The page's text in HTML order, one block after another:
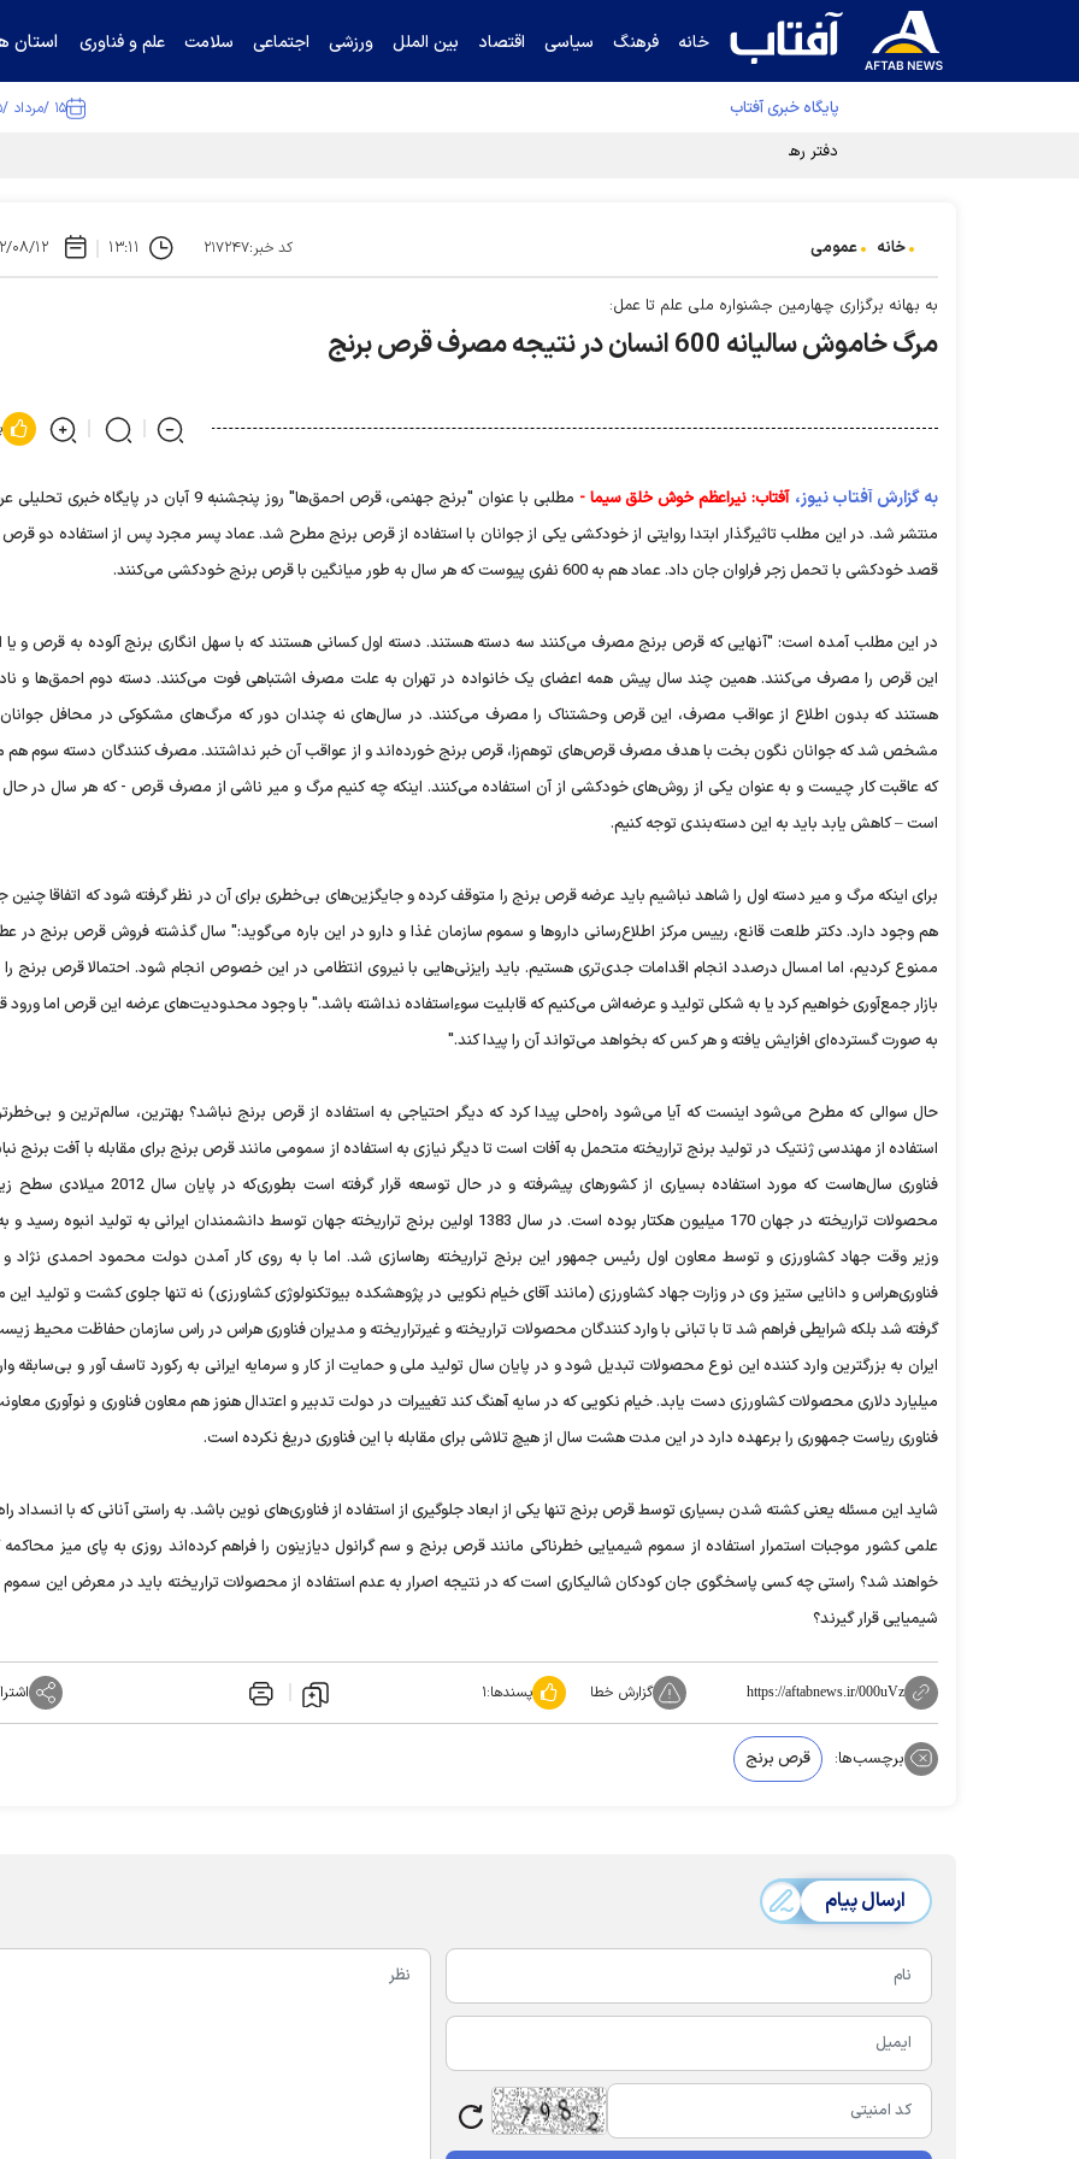
خانه فرهنگ سیاسی اقتصاد بین الملل ورزشی اجتماعی سلامت علم و فناوری استان
پایگاه خبری آفتاب ۱۵ /مرداد /۱۴۰۵
دفتر رهبر انقلاب ادعای خرازی درباره پزشکیان را تکذیب کرد
خانه عمومی کد خبر:۲۱۷۲۴۷ ۱۳:۱۱ ۱۳۹۲/
به بهانه برگزاری چهارمین جشنواره ملی علم تا عمل:
مرگ خاموش ساليانه 600 انسان در نتيجه مصرف قرص برنج
به گزارش آفتاب نیوز، آفتاب: نيراعظم خوش خلق سيما -
مطلبی با عنوان "برنج جهنمی، قرص احمق‌ها" روز پنجشنبه 9 آبان در پایگاه
منتشر شد. در این مطلب تاثیرگذار ابتدا روایتی از خودکشی یکی از جوانان با استفاده از قرص برنج مطرح شد. عماد پسر مجرد پس از استفاده دو قرص
قصد خودکشی با تحمل زجر فراوان جان داد. عماد هم به 600 نفری پیوست که هر سال به طور میانگین با قرص برنج خودکشی می‌کنند.
در این مطلب آمده است: "آنهایی که قرص برنج مصرف می‌کنند سه دسته هستند. دسته اول کسانی هستند که با سهل انگاری برنج آلوده به قرص و یا
این قرص را مصرف می‌کنند. همین چند سال پیش همه اعضای یک خانواده در تهران به علت مصرف اشتباهی فوت می‌کنند. دسته دوم احمق‌ها و
هستند که بدون اطلاع از عواقب مصرف، این قرص وحشتناک را مصرف می‌کنند. در سال‌های نه چندان دور که مرگ‌های مشکوکی در محافل
مشخص شد که جوانان نگون بخت با هدف مصرف قرص‌های توهم‌زا، قرص برنج خورده‌اند و از عواقب آن خبر نداشتند. مصرف کنندگان دسته سوم هم
که عاقبت کار چیست و به عنوان یکی از روش‌های خودکشی از آن استفاده می‌کنند. اینکه چه کنیم مرگ و میر ناشی از مصرف قرص - که هر سال در
است – کاهش یابد باید به این دسته‌بندی توجه کنیم.
برای اینکه مرگ و میر دسته اول را شاهد نباشیم باید عرضه قرص برنج را متوقف کرده و جایگزین‌های بی‌خطری برای آن در نظر گرفته شود که اتفاقا چنین
هم وجود دارد. دکتر طلعت قانع، رییس مرکز اطلاع‌رسانی داروها و سموم سازمان غذا و دارو در این باره می‌گوید:‌" سال گذشته فروش قرص برنج در
ممنوع کردیم، اما امسال درصدد انجام اقدامات جدی‌تری هستیم. باید رایزنی‌هایی با نیروی انتظامی در این خصوص انجام شود. احتمالا قرص‌ برنج
بازار جمع‌آوری خواهیم کرد یا به شکلی تولید و عرضه‌اش می‌کنیم که قابلیت سوءاستفاده نداشته باشد." با وجود محدودیت‌های عرضه این قرص اما ورود
به صورت گسترده‌ای افزایش یافته و هر کس که بخواهد می‌تواند آن را پیدا کند."
حال سوالی که مطرح می‌شود اینست که آیا می‌شود راه‌حلی پیدا کرد که دیگر احتیاجی به استفاده از قرص برنج نباشد؟ بهترین، سالم‌ترین و
استفاده از مهندسی ژنتیک در تولید برنج تراریخته متحمل به آفات است تا دیگر نیازی به استفاده از سمومی مانند قرص برنج برای مقابله با آفت برنج
فناوری سال‌هاست که مورد استفاده بسیاری از کشورهای پیشرفته و در حال توسعه قرار گرفته است
محصولات تراریخته در جهان 170 میلیون هکتار بوده است. در سال 1383 اولین برنج تراریخته جهان توسط دانشمندان ایرانی به توليد انبوه
وزیر وقت جهاد كشاورزی و توسط معاون اول رئیس جمهور این برنج تراریخته رهاسازی شد. اما با به روی کار آمدن دولت محمود احمدی نژاد و
فناوری‌هراس و دانایی ستیز وی در وزارت جهاد كشاورزی (مانند آقای خيام نكويی در پژوهشكده بيوتكنولوژی كشاورزی) نه تنها جلوی کشت و تولید
گرفته شد بلکه شرايطی فراهم شد تا با تبانی با وارد كنندگان محصولات تراريخته و غيرتراريخته و مديران فناوری هراس در راس سازمان حفاظت محيط
ميليارد دلاری محصولات كشاورزی دست يابد. خیام نکویی که در سايه آهنگ كند تغييرات در دولت تدبير و اعتدال هنوز هم معاون فناوری و نوآوری
فناوری ریاست جمهوری را برعهده دارد در این مدت هشت سال از هیچ تلاشی برای مقابله با این فناوری دریغ نکرده است.
شاید این مسئله یعنی کشته شدن بسیاری توسط قرص برنج تنها یکی از ابعاد جلوگیری از استفاده از فناوری‌های نوین باشد. به راستی آنانی كه با انسداد
علمی كشور موجبات استمرار استفاده از سموم شيميايی خطرناكی مانند قرص برنج و سم گرانول ديازينون را فراهم كرده‌اند روزی به پای ميز
خواهند شد؟ راستی چه كسی پاسخگوی جان كودكان شاليكاری است كه در نتيجه اصرار به عدم استفاده از محصولات تراريخته بايد در معرض اين
شيميايی قرار گيرند؟
https://aftabnews.ir/000uVz گزارش خطا پسندها:۱
برچسب‌ها: قرص برنج
ارسال پیام